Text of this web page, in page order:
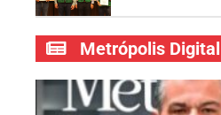
Metrópolis Digital